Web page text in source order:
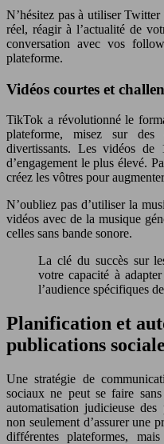
N’hésitez pas à utiliser
réel, réagir à l’actualité de
conversation avec vos
plateforme.
Vidéos courtes et
TikTok a révolutionné le
plateforme, misez sur des
divertissants. Les vidéos
d’engagement le plus élevé.
créez les vôtres pour
N’oubliez pas d’utiliser la
vidéos avec de la musique
celles sans bande sonore.
La clé du succès sur
votre capacité à
l’audience spécifiques
Planification et
publications
Une stratégie de
sociaux ne peut se faire
automatisation judicieuse
non seulement d’assurer une
différentes plateformes,